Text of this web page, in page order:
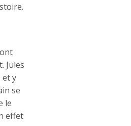
Jules
et y
se
le
effet